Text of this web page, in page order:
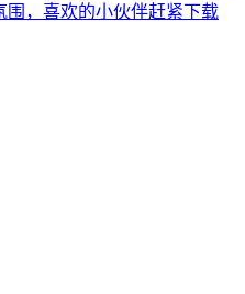
围，喜欢的小伙伴赶紧下载